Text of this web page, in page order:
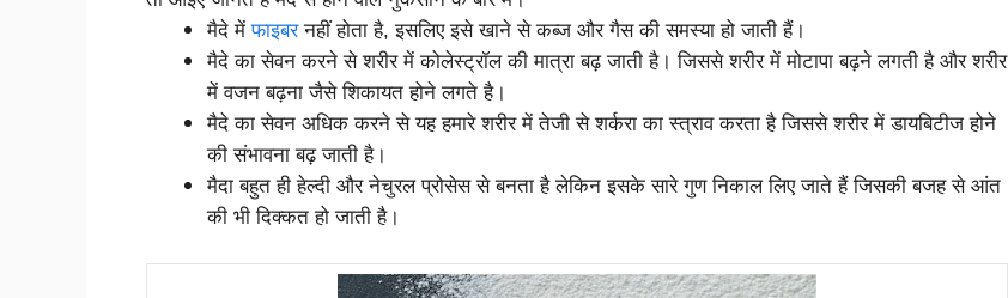
मैदे में फाइबरनहीं होता है, इसलिए इसे खाने से कब्ज और गैस की समस्या हो जाती हैं।
मैदे का सेवन करने से शरीर में कोलेस्ट्रॉल की मात्रा बढ़ जाती है। जिससे शरीर में मोटापा बढ़ने लगती है और शरीर
में वजन बढ़ना जैसे शिकायत होने लगते है।
मैदे का सेवन अधिक करने से यह हमारे शरीर में तेजी से शर्करा का स्त्राव करता है जिससे शरीर में डायबिटीज होने
की संभावना बढ़ जाती है।
मैदा बहुत ही हेल्दी और नेचुरल प्रोसेस से बनता है लेकिन इसके सारे गुण निकाल लिए जाते हैं जिसकी बजह से आंत
की भी दिक्कत हो जाती है।